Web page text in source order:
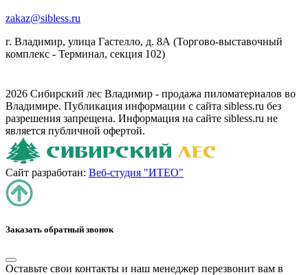
zakaz@sibless.ru
г. Владимир, улица Гастелло, д. 8А (Торгово-выставочный
комплекс - Терминал, секция 102)
2026 Сибирский лес Владимир - продажа пиломатериалов во
Владимире. Публикация информации с сайта sibless.ru без
разрешения запрещена. Информация на сайте sibless.ru не
является публичной офертой.
Сайт разработан: Веб-студия "ИТЕО"
Заказать обратный звонок
Оставьте свои контакты и наш менеджер перезвонит вам в